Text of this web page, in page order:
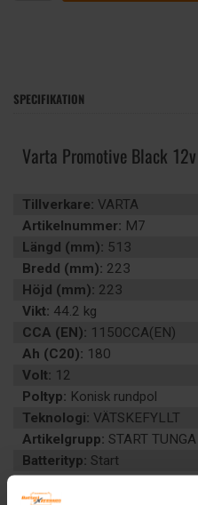
SPECIFIKATION
Varta Promotive Black
Tillverkare: VARTA
Artikelnummer: M7
Längd (mm): 513
Bredd (mm): 223
Höjd (mm): 223
Vikt: 44.2 kg
CCA (EN): 1150CCA(EN)
Ah (C20): 180
Volt: 12
Poltyp: Konisk rundpol
Teknologi: VÄTSKEFYLLT
Artikelgrupp: START TUNGA
Batterityp: Start